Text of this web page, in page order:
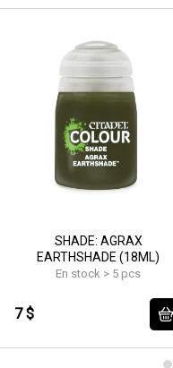
SHADE: AGRAX
EARTHSHADE (18ML)
En stock > 5 pcs
7 $